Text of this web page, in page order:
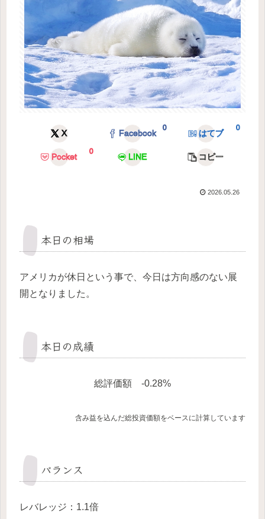
X Facebook
0
はてブ
0
Pocket
0
LINE コピー
2026.05.26
本日の相場
アメリカが休日という事で、今日は方向感のない展
開となりました。
本日の成績
総評価額 -0.28%
含み益を込んだ総投資価額をベースに計算しています
バランス
レバレッジ：1.1倍